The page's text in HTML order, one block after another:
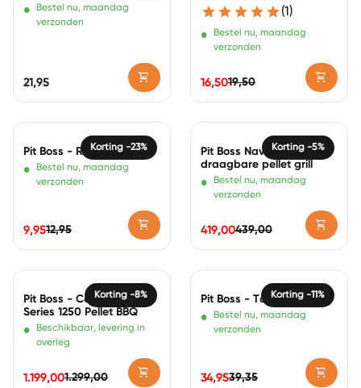
•
Bestel nu, maandag
verzonden
Normale prijs
21,95 shopping_cart
(1)
•
Bestel nu, maandag
verzonden
Normale prijs
19,50
Verkoopprijs
16,50 shopping_cart
Korting -23%
Pit Boss - RVS grillborstel
•
Bestel nu, maandag
verzonden
Normale prijs
12,95
Verkoopprijs
9,95 shopping_cart
Korting -5%
Pit Boss Navigator 150
draagbare pellet grill
•
Bestel nu, maandag
verzonden
Normale prijs
439,00
Verkoopprijs
419,00 shopping_cart
Korting -8%
Pit Boss - Competition
Series 1250 Pellet BBQ
•
Beschikbaar, levering in
overleg
1.299,00
1.199,00 shopping_cart
Korting -11%
Pit Boss - Toolset 3-delig
•
Bestel nu, maandag
verzonden
39,35
34,95 shopping_cart